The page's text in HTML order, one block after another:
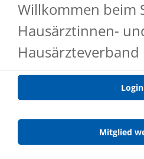
Willkommen beim
Hausärztinnen-
Hausärzteverband
Login
Mitglied